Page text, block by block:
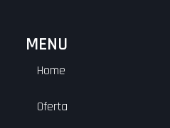
MENU
Home
Oferta